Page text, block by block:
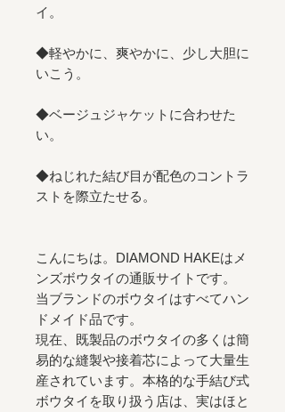
イ。
◆軽やかに、爽やかに、少し大胆に
いこう。
◆ベージュジャケットに合わせた
い。
◆ねじれた結び目が配色のコントラ
ストを際立たせる。
こんにちは。DIAMOND HAKEはメ
ンズボウタイの通販サイトです。
当ブランドのボウタイはすべてハン
ドメイド品です。
現在、既製品のボウタイの多くは簡
易的な縫製や接着芯によって大量生
産されています。本格的な手結び式
ボウタイを取り扱う店は、実はほと